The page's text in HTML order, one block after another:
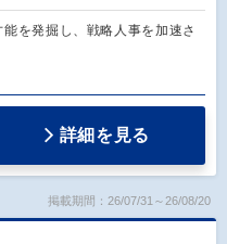
能を発掘し、戦略人事を加速さ
詳細を見る
掲載期間：26/07/31～26/08/20